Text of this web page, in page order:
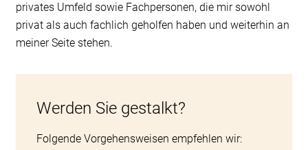
privates Umfeld sowie Fachpersonen, die mir sowohl
privat als auch fachlich geholfen haben und weiterhin an
meiner Seite stehen.
Werden Sie gestalkt?
Folgende Vorgehensweisen empfehlen wir: